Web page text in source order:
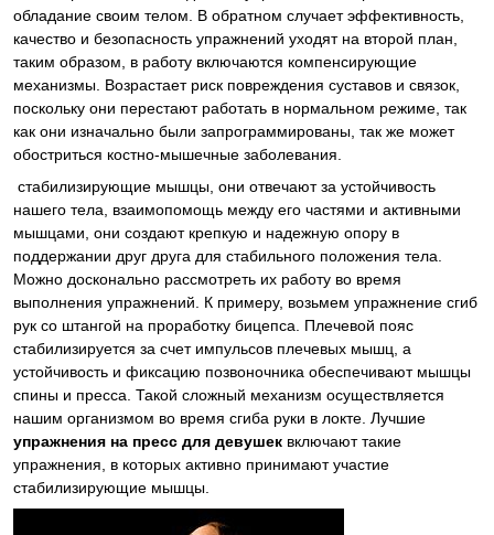
обладание своим телом. В обратном случает эффективность,
качество и безопасность упражнений уходят на второй план,
таким образом, в работу включаются компенсирующие
механизмы. Возрастает риск повреждения суставов и связок,
поскольку они перестают работать в нормальном режиме, так
как они изначально были запрограммированы, так же может
обостриться костно-мышечные заболевания.
стабилизирующие мышцы, они отвечают за устойчивость
нашего тела, взаимопомощь между его частями и активными
мышцами, они создают крепкую и надежную опору в
поддержании друг друга для стабильного положения тела.
Можно досконально рассмотреть их работу во время
выполнения упражнений. К примеру, возьмем упражнение сгиб
рук со штангой на проработку бицепса. Плечевой пояс
стабилизируется за счет импульсов плечевых мышц, а
устойчивость и фиксацию позвоночника обеспечивают мышцы
спины и пресса. Такой сложный механизм осуществляется
нашим организмом во время сгиба руки в локте. Лучшие
упражнения на пресс для девушек включают такие
упражнения, в которых активно принимают участие
стабилизирующие мышцы.